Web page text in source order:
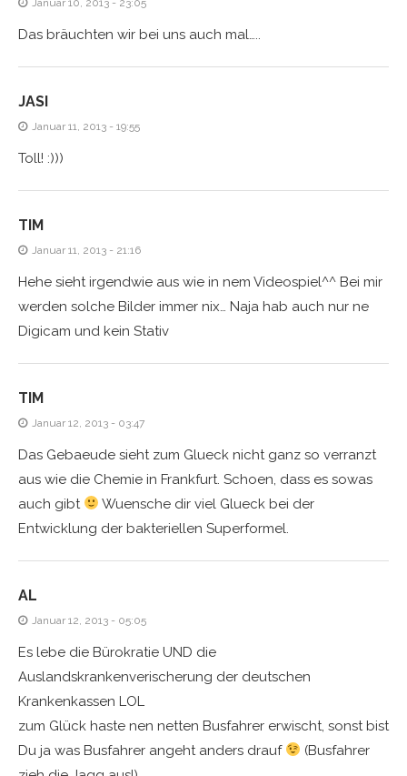
Januar 10, 2013 - 23:05
Das bräuchten wir bei uns auch mal…..
JASI
Januar 11, 2013 - 19:55
Toll! :)))
TIM
Januar 11, 2013 - 21:16
Hehe sieht irgendwie aus wie in nem Videospiel^^ Bei mir
werden solche Bilder immer nix… Naja hab auch nur ne
Digicam und kein Stativ
TIM
Januar 12, 2013 - 03:47
Das Gebaeude sieht zum Glueck nicht ganz so verranzt
aus wie die Chemie in Frankfurt. Schoen, dass es sowas
auch gibt
Wuensche dir viel Glueck bei der
Entwicklung der bakteriellen Superformel.
AL
Januar 12, 2013 - 05:05
Es lebe die Bürokratie UND die
Auslandskrankenverischerung der deutschen
Krankenkassen LOL
zum Glück haste nen netten Busfahrer erwischt, sonst bist
Du ja was Busfahrer angeht anders drauf
(Busfahrer